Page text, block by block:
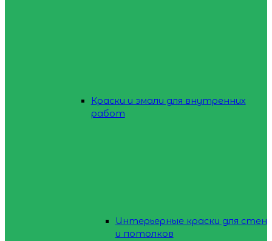
Краски и эмали для внутренних
работ
Интерьерные краски для стен
и потолков